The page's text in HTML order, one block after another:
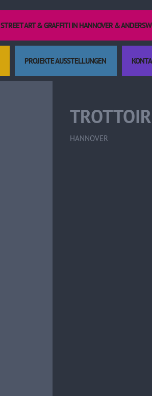
STREET ART & GRAFFITI IN HANNOVER &
PROJEKTE AUSSTELLUNGEN
HANNOVER